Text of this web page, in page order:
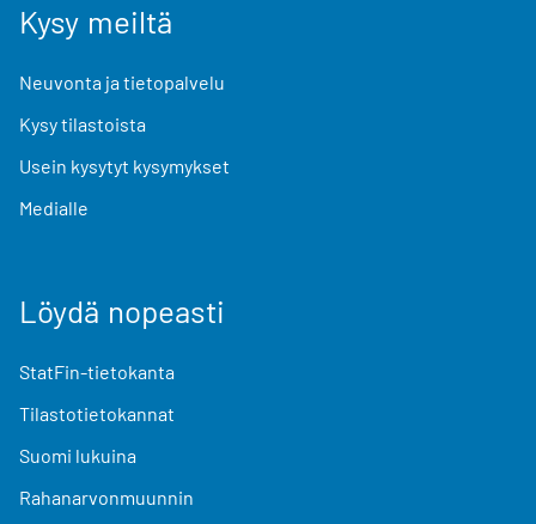
Kysy meiltä
Neuvonta ja tietopalvelu
Kysy tilastoista
Usein kysytyt kysymykset
Medialle
Löydä nopeasti
StatFin-tietokanta
Tilastotietokannat
Suomi lukuina
Rahanarvonmuunnin